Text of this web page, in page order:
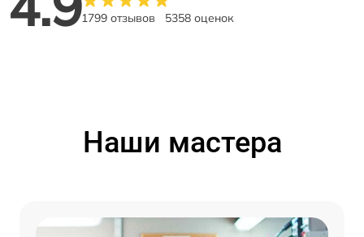
1799 отзывов 5358 оценок
Наши мастера